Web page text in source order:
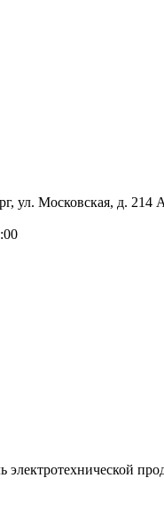
ул. Московская, д. 214
электротехнической